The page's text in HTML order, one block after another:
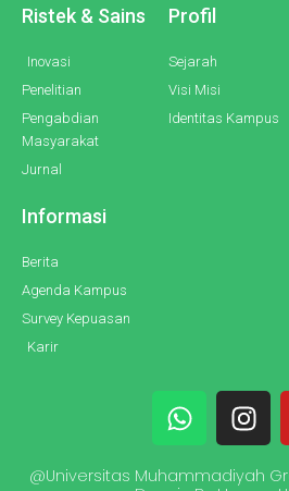
Ristek & Sains
Inovasi
Penelitian
Pengabdian
Masyarakat
Jurnal
Profil
Sejarah
Visi Misi
Identitas Kampus
Informasi
Berita
Agenda Kampus
Survey Kepuasan
Karir
W
h
t
I
n
t
@Universitas Muhammadiyah